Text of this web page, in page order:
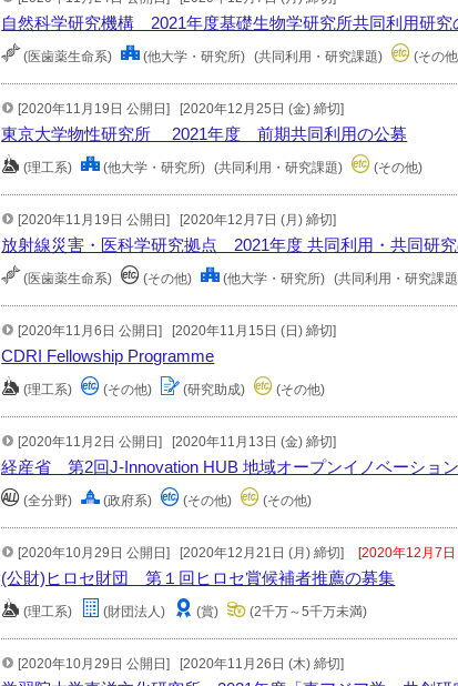
自然科学研究機構 2021年度基礎生物学研究所共同利用研究
(医歯薬生命系) (他大学・研究所) (共同利用・研究課題) (その
[2020年11月19日 公開日] [2020年12月25日 (金) 締切]
東京大学物性研究所 2021年度 前期共同利用の公募
(理工系) (他大学・研究所) (共同利用・研究課題) (その他)
[2020年11月19日 公開日] [2020年12月7日 (月) 締切]
放射線災害・医科学研究拠点 2021年度 共同利用・共同研
(医歯薬生命系) (その他) (他大学・研究所) (共同利用・研究課
[2020年11月6日 公開日] [2020年11月15日 (日) 締切]
CDRI Fellowship Programme
(理工系) (その他) (研究助成) (その他)
[2020年11月2日 公開日] [2020年11月13日 (金) 締切]
経産省 第2回J-Innovation HUB 地域オープンイノベーショ
(全分野) (政府系) (その他) (その他)
[2020年10月29日 公開日] [2020年12月21日 (月) 締切] [2020年12月7日
(公財)ヒロセ財団 第１回ヒロセ賞候補者推薦の募集
(理工系) (財団法人) (賞) (2千万～5千万未満)
[2020年10月29日 公開日] [2020年11月26日 (木) 締切]